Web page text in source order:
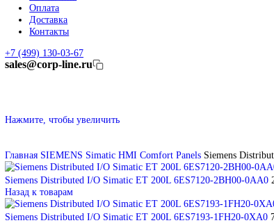
CMM Renishaw
Renishaw Калибровка
Renishaw Cтилусы
DUNGS
SMW AUTOBLOK
Сервопривод Siemens SKP
DEUBLIN
Главная
О Комании
Оплата
Доставка